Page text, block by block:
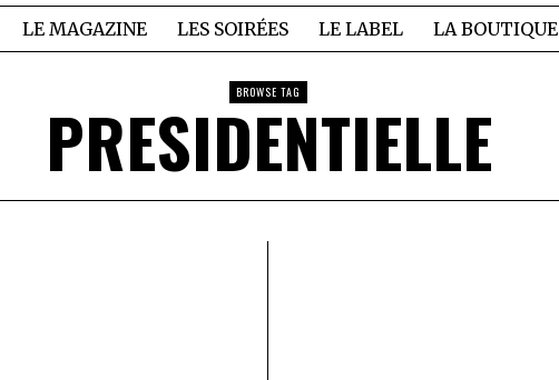
LE MAGAZINE LES SOIRÉES LE LABEL LA BOUTIQUE
BROWSE TAG
PRESIDENTIELLE